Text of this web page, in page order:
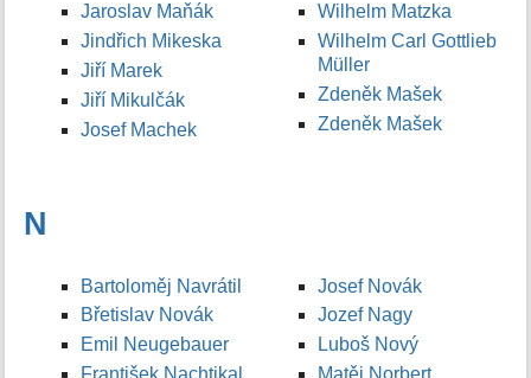
Jaroslav Maňák
Jindřich Mikeska
Jiří Marek
Jiří Mikulčák
Josef Machek
Wilhelm Matzka
Wilhelm Carl Gottlieb
Müller
Zdeněk Mašek
Zdeněk Mašek
N
Bartoloměj Navrátil
Břetislav Novák
Emil Neugebauer
František Nachtikal
Josef Novák
Jozef Nagy
Luboš Nový
Matěj Norbert